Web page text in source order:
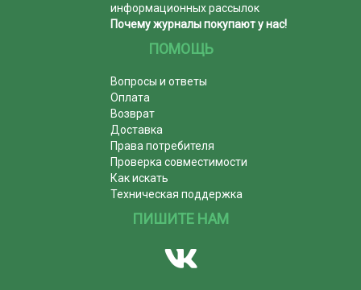
информационных рассылок
Почему журналы покупают у нас!
ПОМОЩЬ
Вопросы и ответы
Оплата
Возврат
Доставка
Права потребителя
Проверка совместимости
Как искать
Техническая поддержка
ПИШИТЕ НАМ